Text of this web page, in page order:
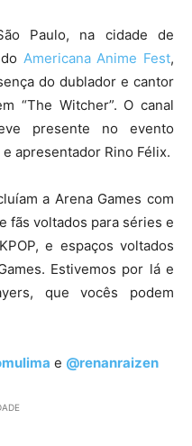
Paulo, na cidade de
Americana Anime Fest,
do dublador e cantor
“The Witcher”. O canal
presente no evento
apresentador Rino Félix.
a Arena Games com
fãs voltados para séries e
e espaços voltados
Estivemos por lá e
que vocês podem
e @renanraizen